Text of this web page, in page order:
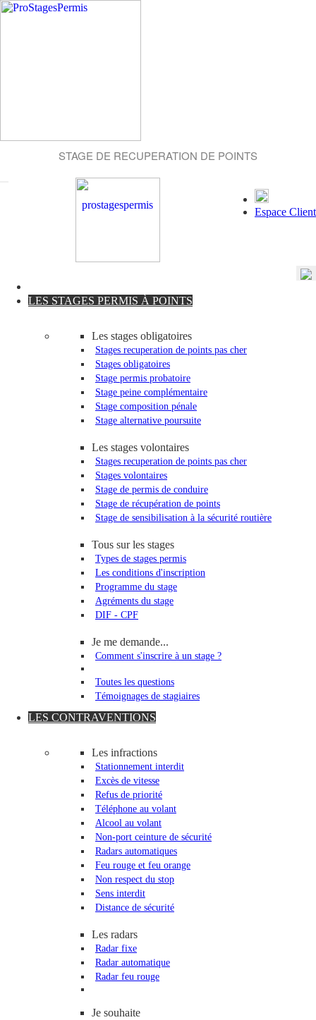
STAGE DE RECUPERATION DE POINTS
Espace Client
LES STAGES PERMIS À POINTS
Les stages obligatoires
Stages recuperation de points pas cher
Stages obligatoires
Stage permis probatoire
Stage peine complémentaire
Stage composition pénale
Stage alternative poursuite
Les stages volontaires
Stages recuperation de points pas cher
Stages volontaires
Stage de permis de conduire
Stage de récupération de points
Stage de sensibilisation à la sécurité routière
Tous sur les stages
Types de stages permis
Les conditions d'inscription
Programme du stage
Agréments du stage
DIF - CPF
Je me demande...
Comment s'inscrire à un stage ?
Toutes les questions
Témoignages de stagiaires
LES CONTRAVENTIONS
Les infractions
Stationnement interdit
Excès de vitesse
Refus de priorité
Téléphone au volant
Alcool au volant
Non-port ceinture de sécurité
Radars automatiques
Feu rouge et feu orange
Non respect du stop
Sens interdit
Distance de sécurité
Les radars
Radar fixe
Radar automatique
Radar feu rouge
Je souhaite